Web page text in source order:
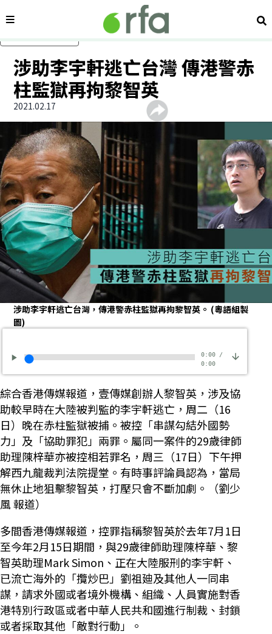
內容分類 搜
涉助李宇軒逃亡台灣 傳港警赤
柱監獄再拘黎智英
2021.02.17
涉助李宇軒逃亡台灣，傳港警赤柱監獄再拘黎智英。 (粵語組製
圖)
0:00/
0:00
綜合香港傳媒報道，壹傳媒創辦人黎智英，涉及協
助較早時在大陸被判監的李宇軒逃亡，周二（16
日）晚在赤柱監獄被捕。被控「串謀勾結外國勢
力」及「協助罪犯」兩罪。屬同一案件的29歲律師
助理陳梓華亦被控相若罪名，周三（17日）下午押
解西九龍裁判法院提堂。有時事評論員認為，當局
無休止地狙擊黎智英，打壓只會不斷加劇。（劉少
風 報道）
多間香港傳媒報道，控罪指稱黎智英於去年7月1日
至今年2月15日期間，與29歲律師助理陳梓華、黎
智英助理Mark Simon、正在大陸服刑的李宇軒、
已流亡海外的「攬炒巴」劉祖廸及其他人一同串
謀，請求外國或者境外機構、組織、人員實施對香
港特別行政區或者中華人民共和國進行制裁、封鎖
或者採取其他「敵對行動」。